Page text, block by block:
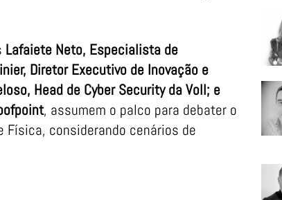
Lafaiete Neto, Especialista de
Diretor Executivo de Inovação e
Head de Cyber Security da Voll; e
, assumem o palco para debater o
Física, considerando cenários de